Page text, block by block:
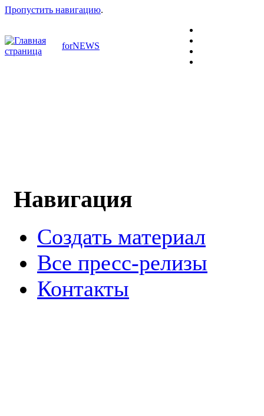
Пропустить навигацию.
forNEWS
Навигация
Создать материал
Все пресс-релизы
Контакты